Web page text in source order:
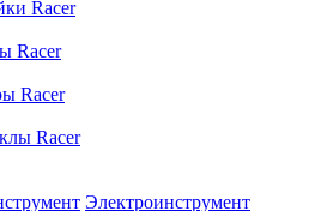
Racer
Racer
Racer
Racer
Электроинструмент